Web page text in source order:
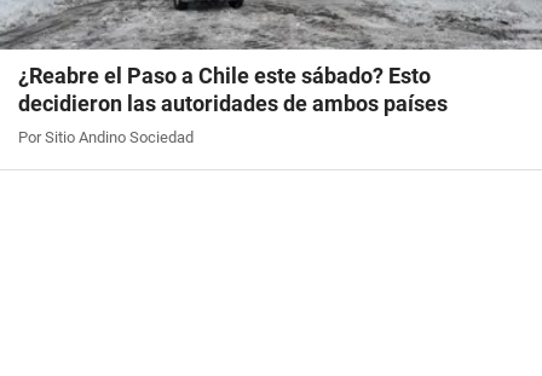
¿Reabre el Paso a Chile este sábado? Esto
decidieron las autoridades de ambos países
Por Sitio Andino Sociedad